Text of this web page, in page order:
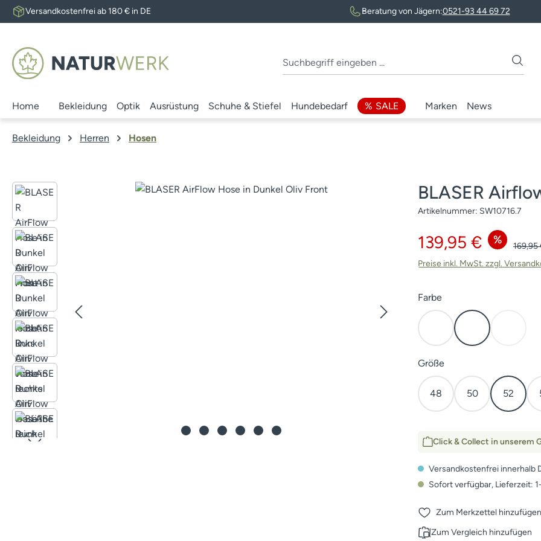
Hauptinhalt springen
Zur Suche springen
Zur Hauptnavigation springen
Versandkostenfrei ab 180 € in DE Beratung von Jägern:0521-93 44 69 72
Home Bekleidung Optik Ausrüstung Schuhe & Stiefel Hundebedarf SALE Marken News
Bekleidung Herren Hosen
Bildergalerie überspringen BLASER
Artikelnummer: SW10716.7
Verkaufspreis:
139,95 € % 169,95
Preise inkl. MwSt. zzgl.
Farbeauswählen
Kaper Dunkel Oliv
Größeauswählen
48 50 52
Click & Collect in unserem
Versandkostenfrei innerhalb
Sofort verfügbar, Lieferzeit:
Zum Merkzettel hinzufügen
Zum Vergleich hinzufügen